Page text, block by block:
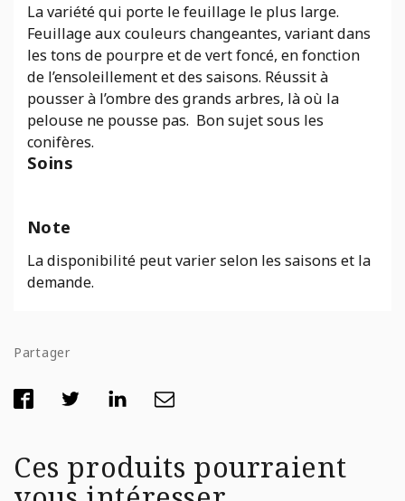
La variété qui porte le feuillage le plus large.
Feuillage aux couleurs changeantes, variant dans
les tons de pourpre et de vert foncé, en fonction
de l’ensoleillement et des saisons. Réussit à
pousser à l’ombre des grands arbres, là où la
pelouse ne pousse pas. Bon sujet sous les
conifères.
Soins
Note
La disponibilité peut varier selon les saisons et la
demande.
Partager
Ces produits pourraient